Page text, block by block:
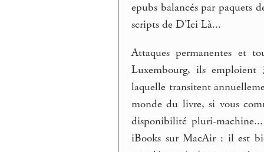
epubs balancés par paquets
scripts de D’Ici Là...
Attaques permanentes et
Luxembourg, ils
laquelle transitent
monde du livre, si vous
disponibilité pluri-
iBooks sur MacAir : il est